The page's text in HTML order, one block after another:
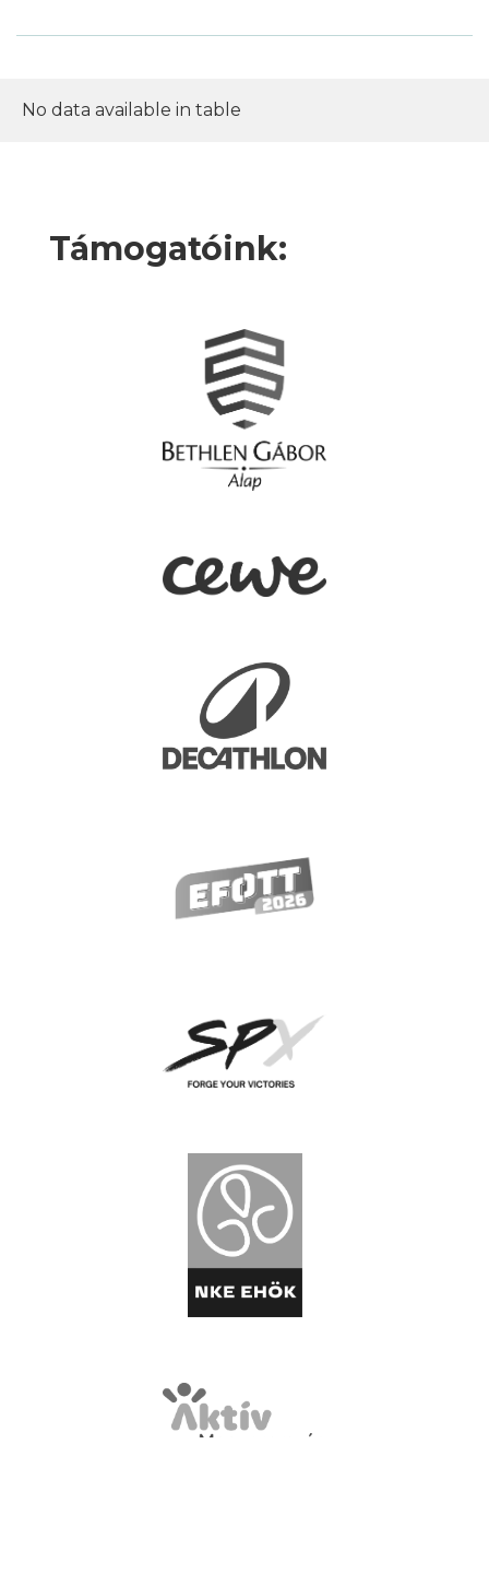
No data available in table
Támogatóink: